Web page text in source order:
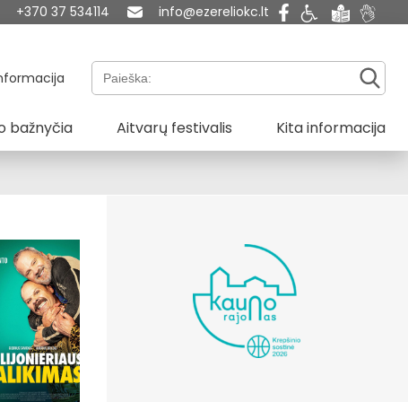
+370 37 534114 info@ezereliokc.lt
Paieška:
bažnyčia Aitvarų festivalis Kita informacija